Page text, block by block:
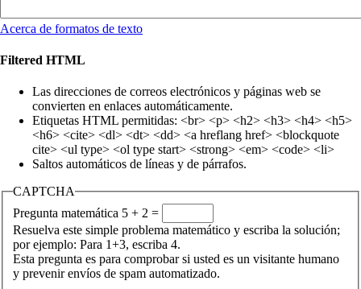
Acerca de formatos de texto
Filtered HTML
Las direcciones de correos electrónicos y páginas web se
convierten en enlaces automáticamente.
Etiquetas HTML permitidas: <br> <p> <h2> <h3> <h4> <h5>
<h6> <cite> <dl> <dt> <dd> <a hreflang href> <blockquote
cite> <ul type> <ol type start> <strong> <em> <code> <li>
Saltos automáticos de líneas y de párrafos.
CAPTCHA
Pregunta matemática 5 + 2 =
Resuelva este simple problema matemático y escriba la solución;
por ejemplo: Para 1+3, escriba 4.
Esta pregunta es para comprobar si usted es un visitante humano
y prevenir envíos de spam automatizado.